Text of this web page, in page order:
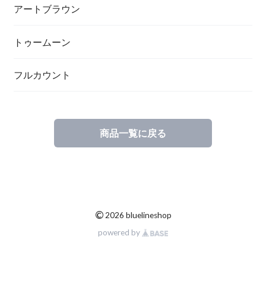
アートブラウン
トゥームーン
フルカウント
商品一覧に戻る
© 2026 bluelineshop
powered by